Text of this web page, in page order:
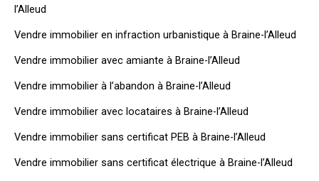
l’Alleud
Vendre immobilier en infraction urbanistique à Braine-l’Alleud
Vendre immobilier avec amiante à Braine-l’Alleud
Vendre immobilier à l’abandon à Braine-l’Alleud
Vendre immobilier avec locataires à Braine-l’Alleud
Vendre immobilier sans certificat PEB à Braine-l’Alleud
Vendre immobilier sans certificat électrique à Braine-l’Alleud